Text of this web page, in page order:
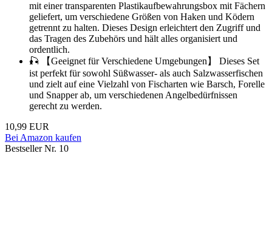
mit einer transparenten Plastikaufbewahrungsbox mit Fächern
geliefert, um verschiedene Größen von Haken und Ködern
getrennt zu halten. Dieses Design erleichtert den Zugriff und
das Tragen des Zubehörs und hält alles organisiert und
ordentlich.
🎣 【Geeignet für Verschiedene Umgebungen】 Dieses Set
ist perfekt für sowohl Süßwasser- als auch Salzwasserfischen
und zielt auf eine Vielzahl von Fischarten wie Barsch, Forelle
und Snapper ab, um verschiedenen Angelbedürfnissen
gerecht zu werden.
10,99 EUR
Bei Amazon kaufen
Bestseller Nr. 10